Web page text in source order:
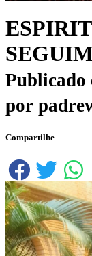
Publicado
por
Compartilhe